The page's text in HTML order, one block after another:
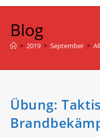
Blog
> 2019 > September >
Übung: